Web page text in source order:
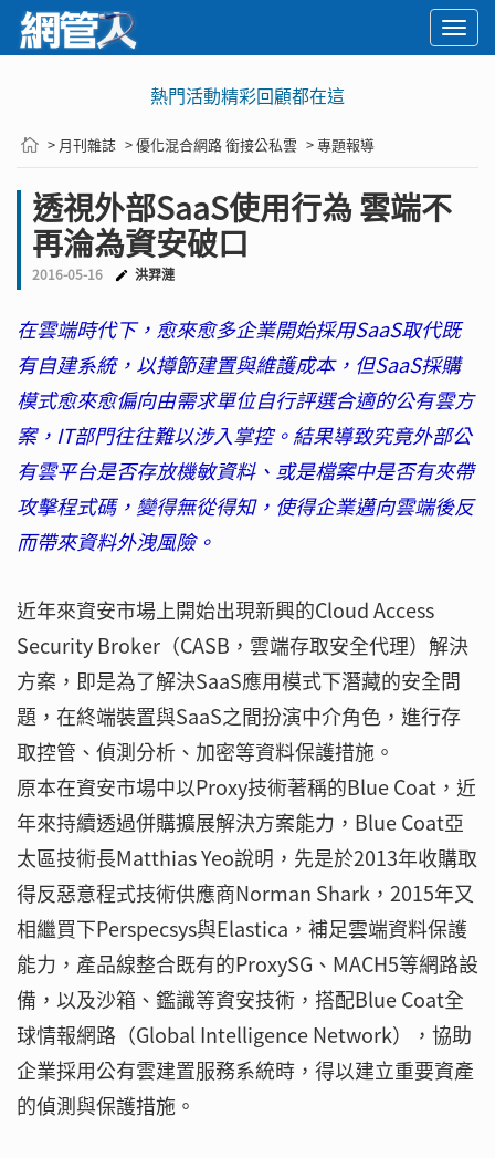
熱門活動精彩回顧都在這
> 月刊雜誌 > 優化混合網路 銜接公私雲 > 專題報導
透視外部SaaS使用行為 雲端不
再淪為資安破口
2016-05-16 洪羿漣
在雲端時代下，愈來愈多企業開始採用SaaS取代既
有自建系統，以撙節建置與維護成本，但SaaS採購
模式愈來愈偏向由需求單位自行評選合適的公有雲方
案，IT部門往往難以涉入掌控。結果導致究竟外部公
有雲平台是否存放機敏資料、或是檔案中是否有夾帶
攻擊程式碼，變得無從得知，使得企業邁向雲端後反
而帶來資料外洩風險。
近年來資安市場上開始出現新興的Cloud Access
Security Broker（CASB，雲端存取安全代理）解決
方案，即是為了解決SaaS應用模式下潛藏的安全問
題，在終端裝置與SaaS之間扮演中介角色，進行存
取控管、偵測分析、加密等資料保護措施。
原本在資安市場中以Proxy技術著稱的Blue Coat，近
年來持續透過併購擴展解決方案能力，Blue Coat亞
太區技術長Matthias Yeo說明，先是於2013年收購取
得反惡意程式技術供應商Norman Shark，2015年又
相繼買下Perspecsys與Elastica，補足雲端資料保護
能力，產品線整合既有的ProxySG、MACH5等網路設
備，以及沙箱、鑑識等資安技術，搭配Blue Coat全
球情報網路（Global Intelligence Network），協助
企業採用公有雲建置服務系統時，得以建立重要資產
的偵測與保護措施。